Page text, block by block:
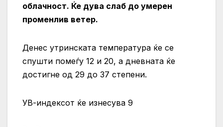
облачност. Ќе дува слаб до умерен
променлив ветер.
Денес утринската температура ќе се
спушти помеѓу 12 и 20, а дневната ќе
достигне од 29 до 37 степени.
УВ-индексот ќе изнесува 9